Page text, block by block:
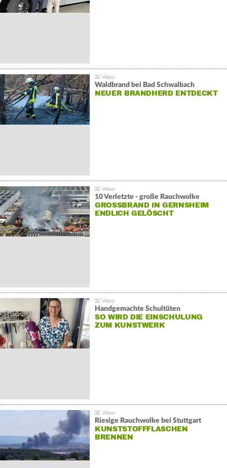
Waldbrand bei Bad Schwalbach
NEUER BRANDHERD ENTDECKT
10 Verletzte - große Rauchwolke
GROSSBRAND IN GERNSHEIM E
NDLICH GELÖSCHT
Handgemachte Schultüten
SO WIRD DIE EINSCHULUNG
ZUM KUNSTWERK
Riesige Rauchwolke bei Stuttgart
KUNSTSTOFFFLASCHEN
BRENNEN